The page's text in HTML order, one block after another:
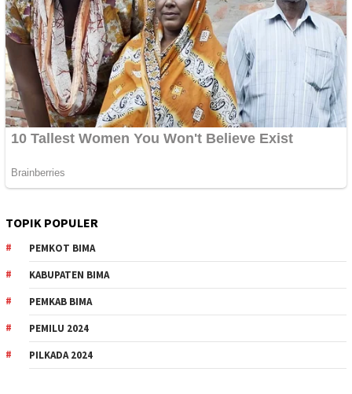
TOPIK POPULER
PEMKOT BIMA
KABUPATEN BIMA
PEMKAB BIMA
PEMILU 2024
PILKADA 2024